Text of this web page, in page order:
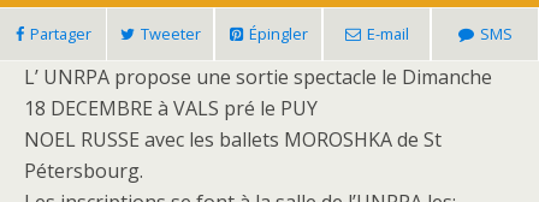
Partager Tweeter Épingler E-mail SMS
L’ UNRPA propose une sortie spectacle le Dimanche
18 DECEMBRE à VALS pré le PUY
NOEL RUSSE avec les ballets MOROSHKA de St
Pétersbourg.